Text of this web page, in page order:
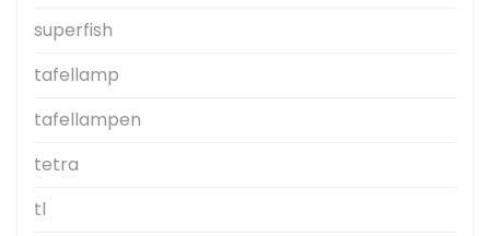
superfish
tafellamp
tafellampen
tetra
tl